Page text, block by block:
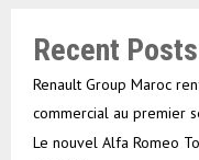
Recent Posts
Renault Group Maroc
commercial au premier
Le nouvel Alfa Romeo